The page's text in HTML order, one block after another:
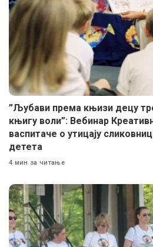
”Љубави према књизи децу
књигу воли”: Вебинар
васпитаче о утицају
детета
4 мин за читање